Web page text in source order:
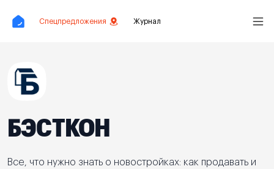
Спецпредложения Журнал
БЭСТКОН
Все, что нужно знать о новостройках: как продавать и